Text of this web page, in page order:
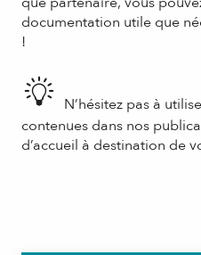
documentation utile que
!
N’hésitez pas à
contenues dans nos
d’accueil à destination de